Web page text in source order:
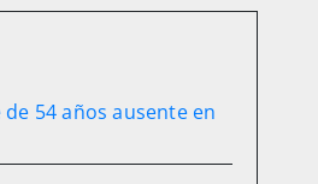
54 años ausente en